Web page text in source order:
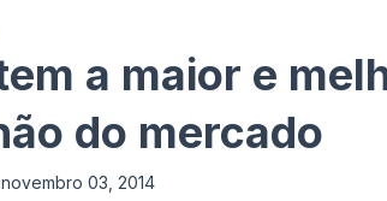
a maior e
do mercado
novembro 03, 2014